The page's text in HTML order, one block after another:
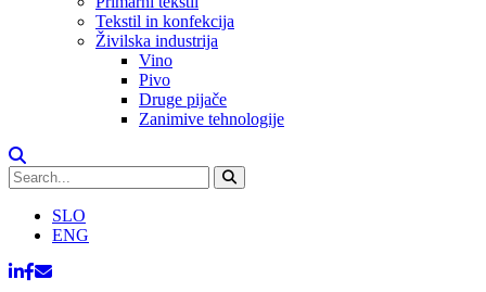
Tekstil in konfekcija
Živilska industrija
Vino
Pivo
Druge pijače
Zanimive tehnologije
SLO
ENG